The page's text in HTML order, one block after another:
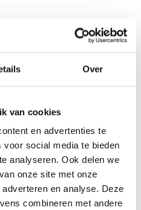
Over
van cookies
en advertenties te
social media te bieden
analyseren. Ook delen we
onze site met onze
en analyse. Deze
combineren met andere